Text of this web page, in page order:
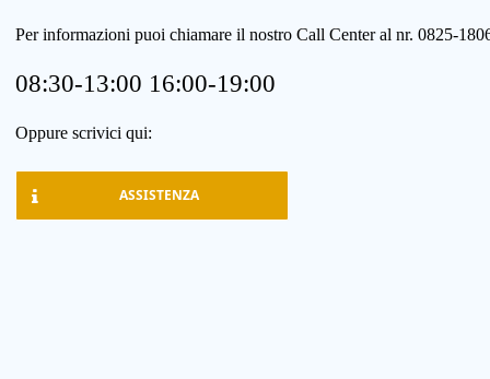
Per informazioni puoi chiamare il nostro Call Center al nr. 0825-
08:30-13:00 16:00-19:00
Oppure scrivici qui:
ASSISTENZA